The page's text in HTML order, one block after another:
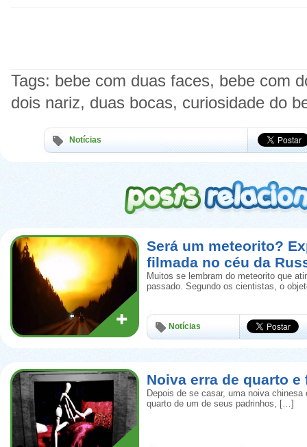
Tags: bebe com duas faces, bebe com
dois nariz, duas bocas, curiosidade do
Notícias
Será um meteorito?
filmada no céu da
Muitos se lembram do meteorito que
passado. Segundo os cientistas, o
Notícias
Noiva erra de quarto
Depois de se casar, uma noiva
quarto de um de seus padrinhos, […]